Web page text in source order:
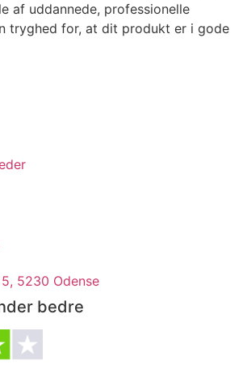
af uddannede, professionelle
tryghed for, at dit produkt er i gode
5230 Odense
bedre